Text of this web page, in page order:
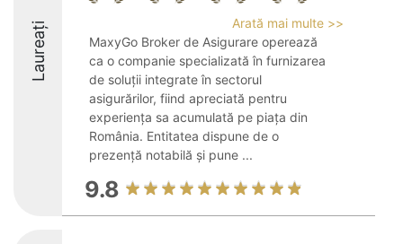
Laureați
Arată mai multe >>
MaxyGo Broker de Asigurare operează
ca o companie specializată în furnizarea
de soluții integrate în sectorul
asigurărilor, fiind apreciată pentru
experiența sa acumulată pe piața din
România. Entitatea dispune de o
prezență notabilă și pune ...
9.8